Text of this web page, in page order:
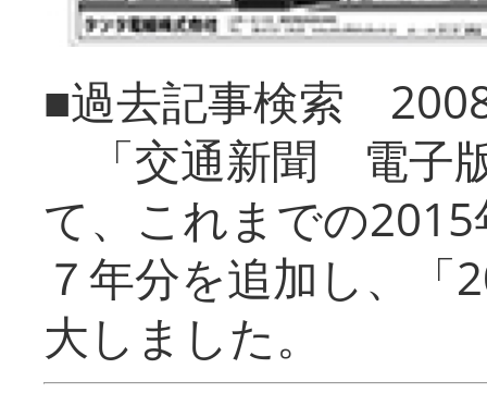
■過去記事検索
「交通新聞 電子
て、これまでの
７年分を追加し、「
大しまし